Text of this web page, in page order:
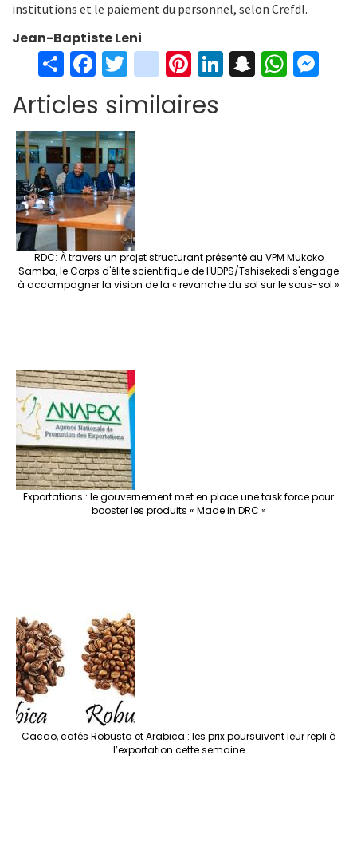
institutions et le paiement du personnel, selon Crefdl.
Jean-Baptiste Leni
S
h
ar
e
Fa
ce
b
o
o
k
T
wi
tt
er
in
st
ag
Pi
er
Li S W
Articles similaires
RDC: À travers un projet structurant présenté au VPM Mukoko
Samba, le Corps d'élite scientifique de l'UDPS/Tshisekedi s'engage
à accompagner la vision de la « revanche du sol sur le sous-sol »
Exportations : le gouvernement met en place une task force pour
booster les produits « Made in DRC »
Cacao, cafés Robusta et Arabica : les prix poursuivent leur repli à
l’exportation cette semaine